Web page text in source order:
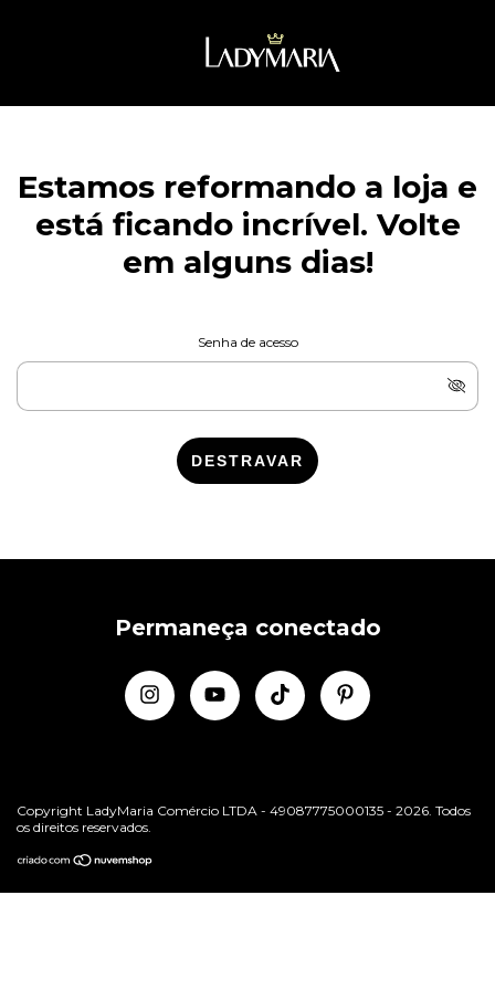
Estamos reformando a loja e
está ficando incrível. Volte
em alguns dias!
Senha de acesso
DESTRAVAR
Permaneça conectado
Copyright LadyMaria Comércio LTDA - 49087775000135 - 2026. Todos
os direitos reservados.